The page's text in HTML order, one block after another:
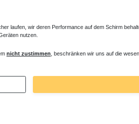
Verlängerter Entlüfter für Heizkörper
43,00 € *
laufen, wir deren Performance auf dem Schirm
nutzen.
nicht zustimmen , beschränken wir uns auf die